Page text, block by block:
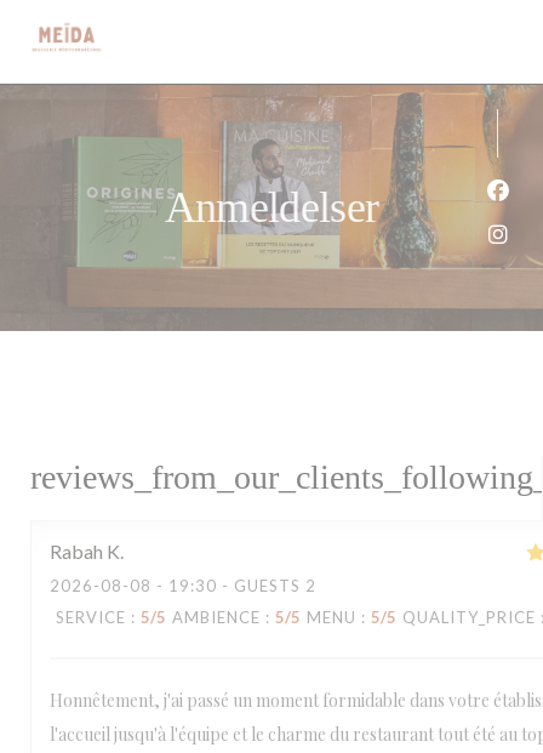
Anmeldelser
Rabah K
2026-08-08 - 19:30 - GUESTS 2
SERVICE : 5/5 AMBIENCE : 5/5 MENU : 5/5 QUALITY_PRICE
Honnêtement, j'ai passé un moment formidable dans votre
l'accueil jusqu'à l'équipe et le charme du restaurant tout été au